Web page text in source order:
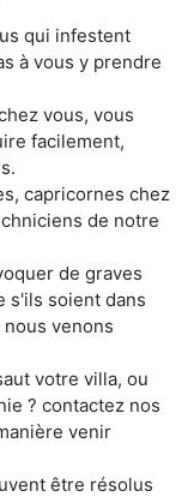
qui infestent
à vous y prendre
vous, vous
facilement,
capricornes chez
de notre
de graves
s'ils soient dans
venons
votre villa, ou
? contactez nos
venir
être résolus